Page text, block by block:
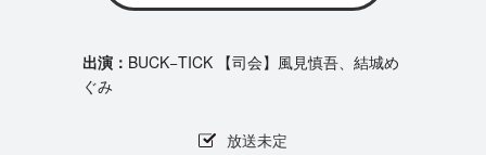
BUCK−TICK 【司会】風見慎吾、結城め
ぐみ
放送未定